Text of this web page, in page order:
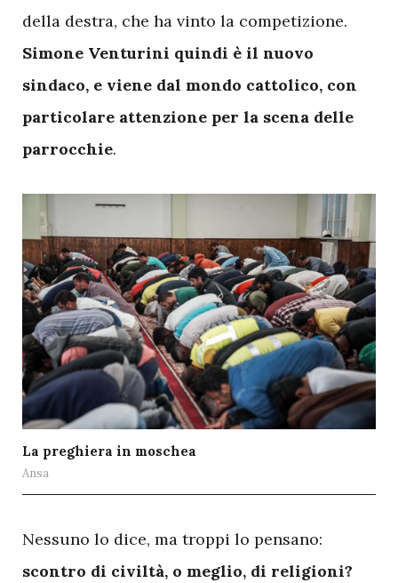
della destra, che ha vinto la competizione.
Simone Venturini quindi è il nuovo
sindaco, e viene dal mondo cattolico, con
particolare attenzione per la scena delle
parrocchie.
La preghiera in moschea
Ansa
Nessuno lo dice, ma troppi lo pensano:
scontro di civiltà, o meglio, di religioni?